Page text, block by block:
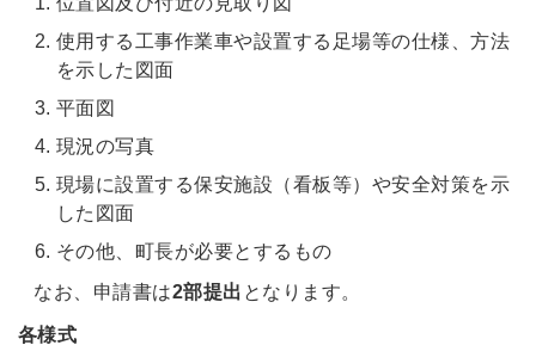
使用する工事作業車や設置する足場等の仕様、方法
を示した図面
平面図
現況の写真
現場に設置する保安施設（看板等）や安全対策を示
した図面
その他、町長が必要とするもの
なお、申請書は2部提出 となります。
各様式